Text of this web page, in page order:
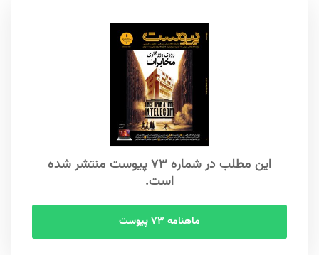
این مطلب در شماره ۷۳ پیوست منتشر شده
است.
ماهنامه ۷۳ پیوست